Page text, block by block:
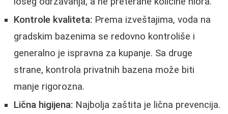
Kontrole kvaliteta: Prema izveštajima, voda na
gradskim bazenima se redovno kontroliše i
generalno je ispravna za kupanje. Sa druge
strane, kontrola privatnih bazena može biti
manje rigorozna.
Lična higijena: Najbolja zaštita je lična prevencija.